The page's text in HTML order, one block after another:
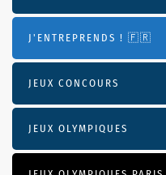
J'ENTREPRENDS ! 🇫🇷
JEUX CONCOURS
JEUX OLYMPIQUES